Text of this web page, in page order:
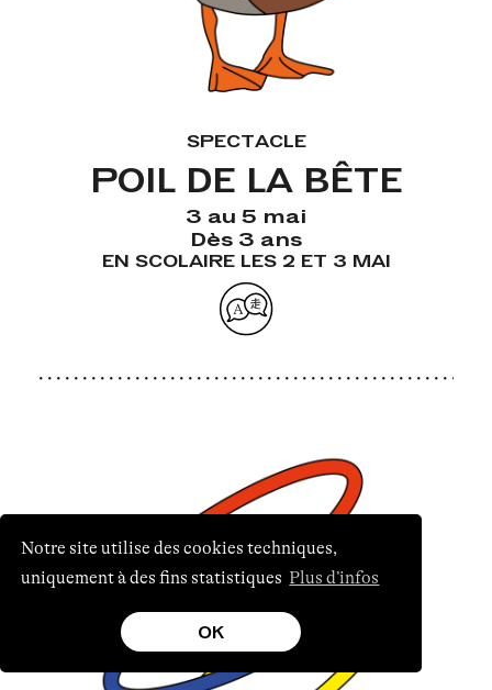
Notre site utilise des cookies techniques,
uniquement à des fins statistiques Plus d’infos
OK
SPECTACLE
POIL DE LA BÊTE
3 au 5 mai
Dès 3 ans
EN SCOLAIRE LES 2 ET 3 MAI